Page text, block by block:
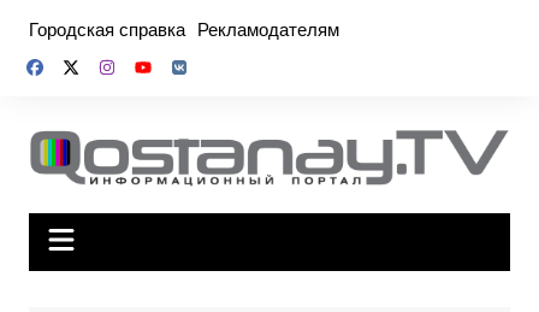
содержимому
Городская справка Рекламодателям